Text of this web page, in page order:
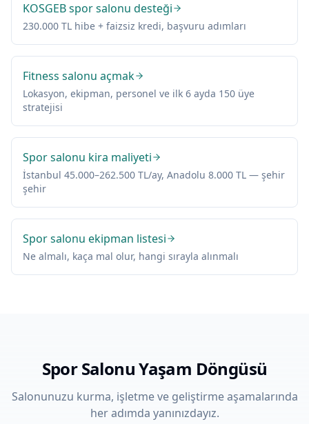
KOSGEB spor salonu desteği
230.000 TL hibe + faizsiz kredi, başvuru adımları
Fitness salonu açmak
Lokasyon, ekipman, personel ve ilk 6 ayda 150 üye
stratejisi
Spor salonu kira maliyeti
İstanbul 45.000–262.500 TL/ay, Anadolu 8.000 TL — şehir
şehir
Spor salonu ekipman listesi
Ne almalı, kaça mal olur, hangi sırayla alınmalı
Spor Salonu Yaşam Döngüsü
Salonunuzu kurma, işletme ve geliştirme aşamalarında
her adımda yanınızdayız.